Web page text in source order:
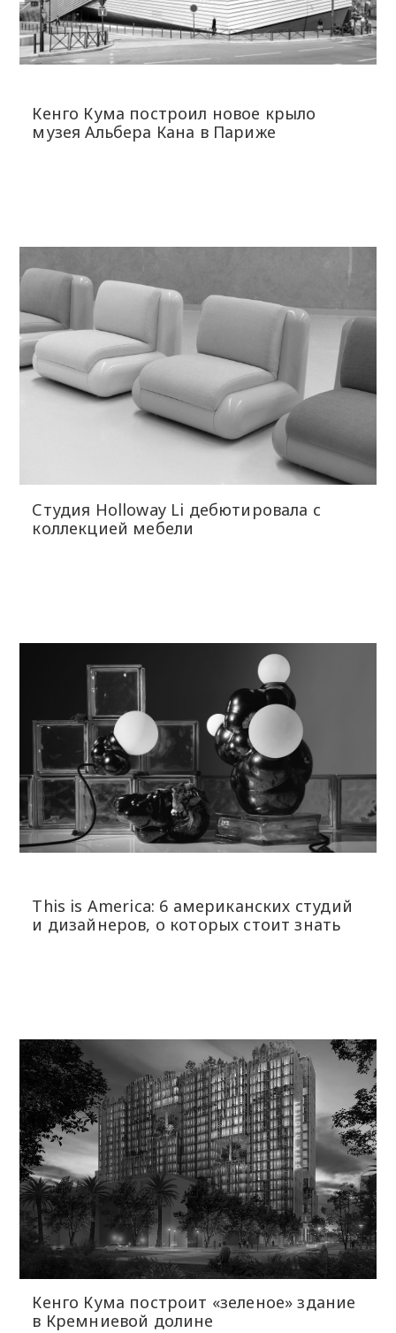
Кенго Кума построил новое крыло
музея Альбера Кана в Париже
Студия Holloway Li дебютировала с
коллекцией мебели
This is America: 6 американских студий
и дизайнеров, о которых стоит знать
Кенго Кума построит «зеленое» здание
в Кремниевой долине